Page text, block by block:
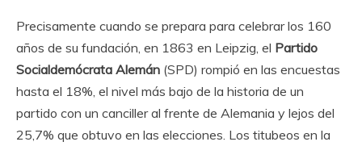
Precisamente cuando se prepara para celebrar los 160
años de su fundación, en 1863 en Leipzig, el Partido
Socialdemócrata Alemán (SPD) rompió en las encuestas
hasta el 18%, el nivel más bajo de la historia de un
partido con un canciller al frente de Alemania y lejos del
25,7% que obtuvo en las elecciones. Los titubeos en la